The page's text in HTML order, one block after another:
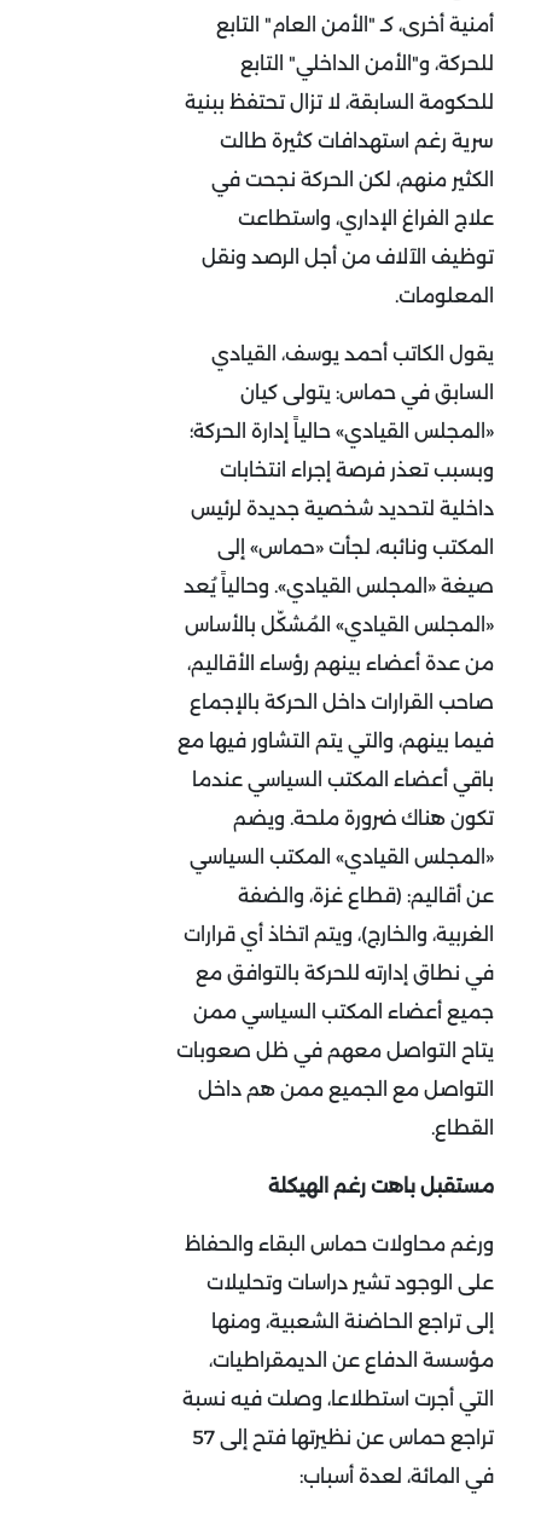
أمنية أخرى، كـ "الأمن العام" التابع
للحركة، و"الأمن الداخلي" التابع
للحكومة السابقة، لا تزال تحتفظ ببنية
سرية رغم استهدافات كثيرة طالت
الكثير منهم، لكن الحركة نجحت في
علاج الفراغ الإداري، واستطاعت
توظيف الآلاف من أجل الرصد ونقل
المعلومات.
يقول الكاتب أحمد يوسف، القيادي
السابق في حماس: يتولى كيان
«المجلس القيادي» حالياً إدارة الحركة؛
وبسبب تعذر فرصة إجراء انتخابات
داخلية لتحديد شخصية جديدة لرئيس
المكتب ونائبه، لجأت «حماس» إلى
صيغة «المجلس القيادي». وحالياً يُعد
«المجلس القيادي» المُشكّل بالأساس
من عدة أعضاء بينهم رؤساء الأقاليم،
صاحب القرارات داخل الحركة بالإجماع
فيما بينهم، والتي يتم التشاور فيها مع
باقي أعضاء المكتب السياسي عندما
تكون هناك ضرورة ملحة. ويضم
«المجلس القيادي» المكتب السياسي
عن أقاليم: (قطاع غزة، والضفة
الغربية، والخارج)، ويتم اتخاذ أي قرارات
في نطاق إدارته للحركة بالتوافق مع
جميع أعضاء المكتب السياسي ممن
يتاح التواصل معهم في ظل صعوبات
التواصل مع الجميع ممن هم داخل
القطاع.
مستقبل باهت رغم الهيكلة
ورغم محاولات حماس البقاء والحفاظ
على الوجود تشير دراسات وتحليلات
إلى تراجع الحاضنة الشعبية، ومنها
مؤسسة الدفاع عن الديمقراطيات،
التي أجرت استطلاعا، وصلت فيه نسبة
تراجع حماس عن نظيرتها فتح إلى 57
في المائة، لعدة أسباب: